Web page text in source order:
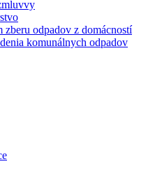
zberu odpadov z domácností
komunálnych odpadov